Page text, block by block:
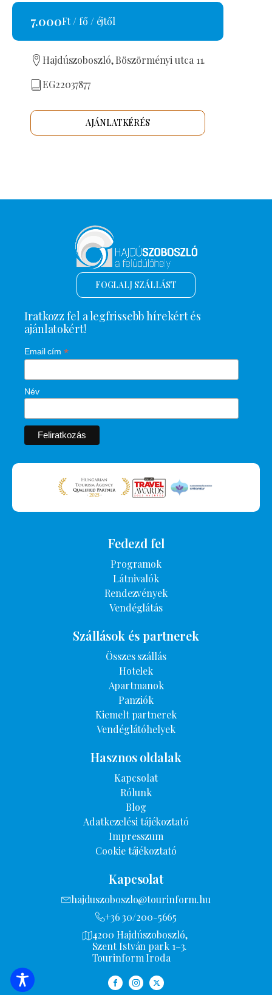
7.000Ft / fő / éjtől
Hajdúszoboszló, Böszörményi utca 11.
EG22037877
AJÁNLATKÉRÉS
FOGLALJ SZÁLLÁST
Iratkozz fel a legfrissebb hírekért és
ajánlatokért!
Email cím *
Név
Fedezd fel
Programok
Látnivalók
Rendezvények
Vendéglátás
Szállások és partnerek
Összes szállás
Hotelek
Apartmanok
Panziók
Kiemelt partnerek
Vendéglátóhelyek
Hasznos oldalak
Kapcsolat
Rólunk
Blog
Adatkezelési tájékoztató
Impresszum
Cookie tájékoztató
Kapcsolat
hajduszoboszlo@tourinform.hu
+36 30/200-5665
4200 Hajdúszoboszló,
Szent István park 1–3.
Tourinform Iroda